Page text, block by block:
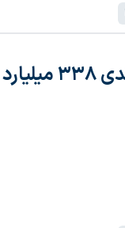
تابلو برق سبز